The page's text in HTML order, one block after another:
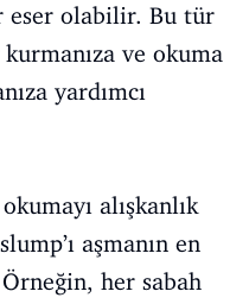
eser olabilir. Bu tür
ve okuma
yardımcı
alışkanlık
aşmanın en
her sabah